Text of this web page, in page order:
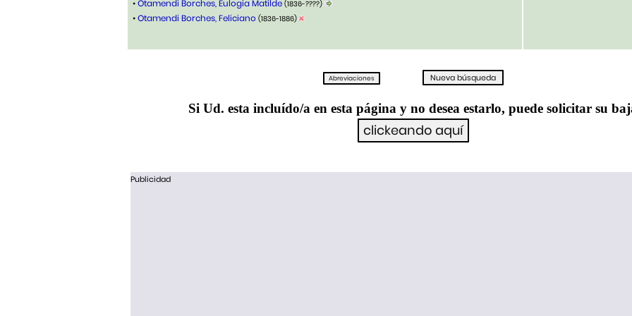
•Otamendi Borches, Eulogia Matilde (1836-????)
•Otamendi Borches, Feliciano (1836-1886)
Si Ud. esta incluído/a en esta página y no desea estarlo, puede solicitar su
Publicidad